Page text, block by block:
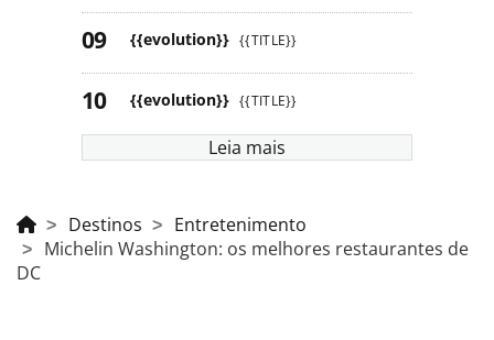
{{evolution}} {{TITLE}}
{{evolution}} {{TITLE}}
Leia mais
Destinos
Entretenimento
Michelin Washington: os melhores restaurantes de
DC